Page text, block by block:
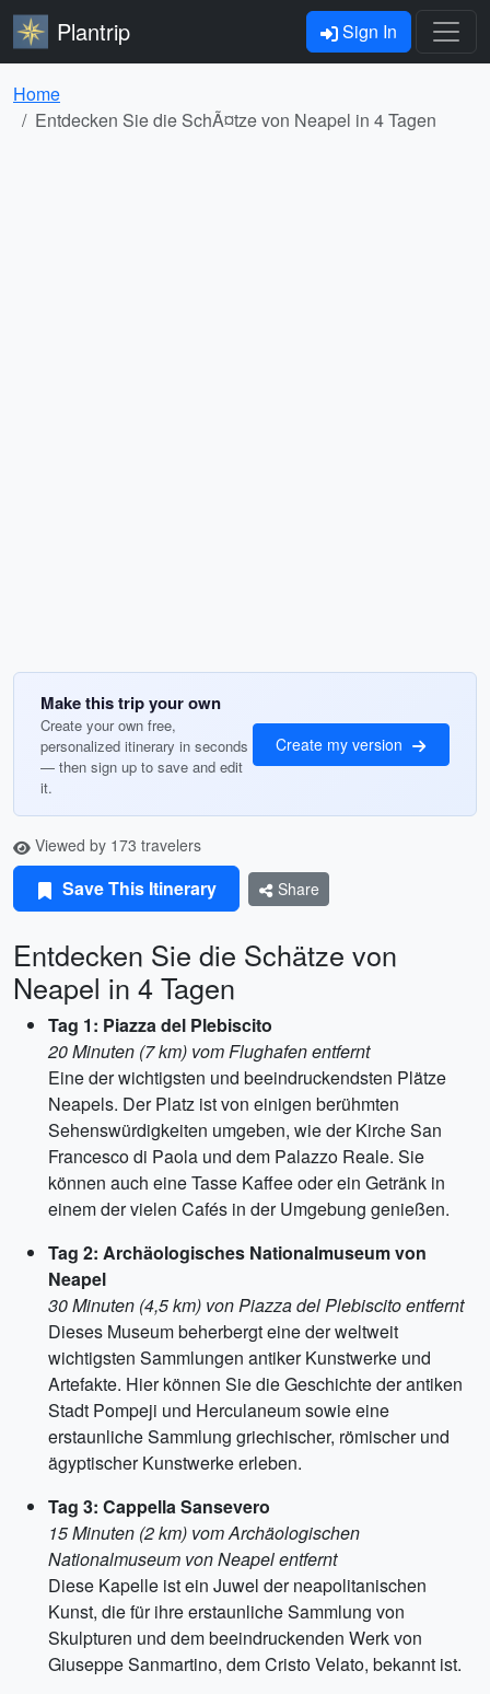
Plantrip Sign In
Home
Entdecken Sie die SchÃ¤tze von Neapel in 4 Tagen
Make this trip your own
Create your own free,
personalized itinerary in seconds
— then sign up to save and edit
it.
Create my version
Viewed by 173 travelers
Save This Itinerary Share
Entdecken Sie die Schätze von
Neapel in 4 Tagen
Tag 1: Piazza del Plebiscito
20 Minuten (7 km) vom Flughafen entfernt
Eine der wichtigsten und beeindruckendsten Plätze
Neapels. Der Platz ist von einigen berühmten
Sehenswürdigkeiten umgeben, wie der Kirche San
Francesco di Paola und dem Palazzo Reale. Sie
können auch eine Tasse Kaffee oder ein Getränk in
einem der vielen Cafés in der Umgebung genießen.
Tag 2: Archäologisches Nationalmuseum von
Neapel
30 Minuten (4,5 km) von Piazza del Plebiscito entfernt
Dieses Museum beherbergt eine der weltweit
wichtigsten Sammlungen antiker Kunstwerke und
Artefakte. Hier können Sie die Geschichte der antiken
Stadt Pompeji und Herculaneum sowie eine
erstaunliche Sammlung griechischer, römischer und
ägyptischer Kunstwerke erleben.
Tag 3: Cappella Sansevero
15 Minuten (2 km) vom Archäologischen
Nationalmuseum von Neapel entfernt
Diese Kapelle ist ein Juwel der neapolitanischen
Kunst, die für ihre erstaunliche Sammlung von
Skulpturen und dem beeindruckenden Werk von
Giuseppe Sanmartino, dem Cristo Velato, bekannt ist.